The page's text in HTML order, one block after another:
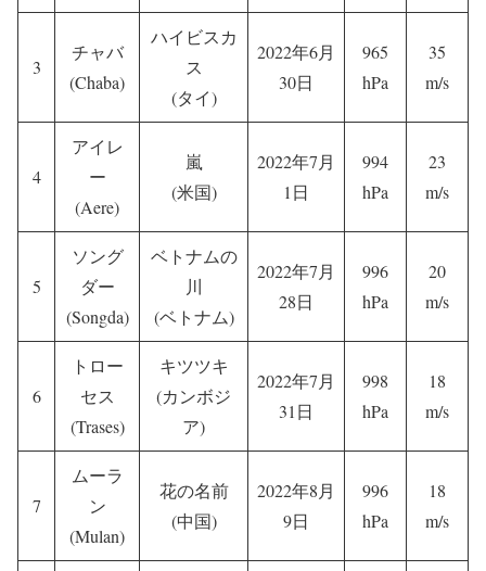
3
チャバ
(Chaba)
ハイビスカ
ス
(タイ)
2022年6月
30日
965
hPa
35
m/s
4
アイレ
ー
(Aere)
嵐
(米国)
2022年7月
1日
994
hPa
23
m/s
5
ソング
ダー
(Songda)
ベトナムの
川
(ベトナム)
2022年7月
28日
996
hPa
20
m/s
6
トロー
セス
(Trases)
キツツキ
(カンボジ
ア)
2022年7月
31日
998
hPa
18
m/s
7
ムーラ
ン
(Mulan)
花の名前
(中国)
2022年8月
9日
996
hPa
18
m/s